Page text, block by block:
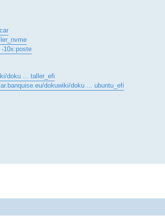
10x:poste
doku ... taller_efi
dokuwiki/doku ... ubuntu_efi